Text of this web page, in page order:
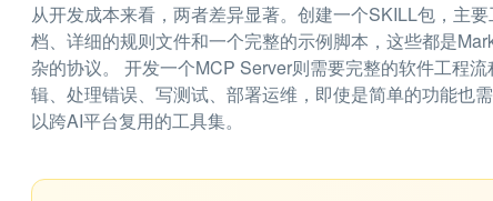
从开发成本来看，两者差异显著。创建一个SKILL包，主
档、详细的规则文件和一个完整的示例脚本，这些都是
杂的协议。 开发一个MCP Server则需要完整的软件工程
辑、处理错误、写测试、部署运维，即使是简单的功能也
以跨AI平台复用的工具集。